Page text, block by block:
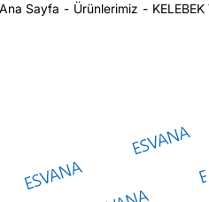
Ana Sayfa - Ürünlerimiz -